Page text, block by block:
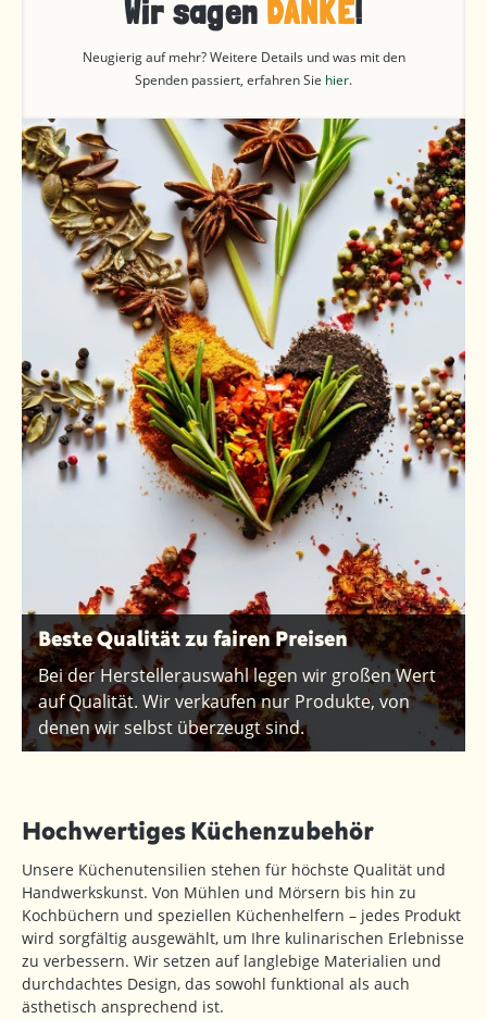
Wir sagen DANKE!
Neugierig auf mehr? Weitere Details und was mit den
Spenden passiert, erfahren Sie hier.
Beste Qualität zu fairen Preisen
Bei der Herstellerauswahl legen wir großen Wert
auf Qualität. Wir verkaufen nur Produkte, von
denen wir selbst überzeugt sind.
Hochwertiges Küchenzubehör
Unsere Küchenutensilien stehen für höchste Qualität und
Handwerkskunst. Von Mühlen und Mörsern bis hin zu
Kochbüchern und speziellen Küchenhelfern – jedes Produkt
wird sorgfältig ausgewählt, um Ihre kulinarischen Erlebnisse
zu verbessern. Wir setzen auf langlebige Materialien und
durchdachtes Design, das sowohl funktional als auch
ästhetisch ansprechend ist.